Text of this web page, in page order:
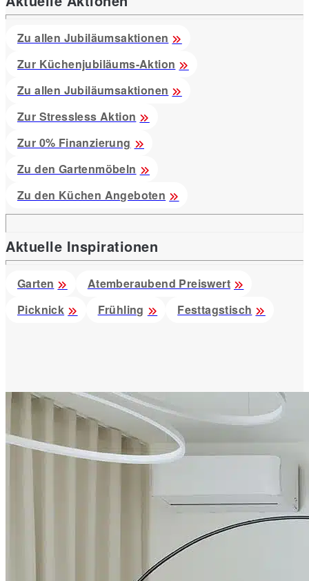
Zu allen Jubiläumsaktionen
Zur Küchenjubiläums-Aktion
Zu allen Jubiläumsaktionen
Zur Stressless Aktion
Zur 0% Finanzierung
Zu den Gartenmöbeln
Zu den Küchen Angeboten
Aktuelle Inspirationen
Garten
Atemberaubend Preiswert
Picknick
Frühling Festtagstisch